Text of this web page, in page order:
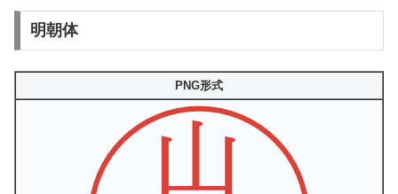
明朝体
PNG形式